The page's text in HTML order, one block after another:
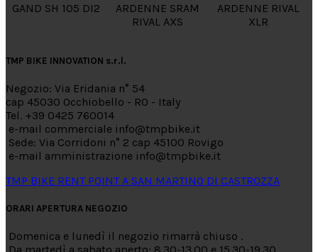
GAND SH 105 DI2
ARDENNE SRAM
RIVAL AXS
ARDENNE RIVAL
XLR
TMP BIKE INNOVATION s.r.l.
Negozio: Via Eridania n° 54
cap 45030 Occhiobello - RO - Italy
Tel. +39 0425 760014
e-mail commerciale info@tmpbike.it
Sede: Via Corridoni n° 2 cap 45100 Rovigo
e-mail amministrazione info@tmpbike.it
TMP BIKE RENT POINT A SAN MARTINO DI CASTROZZA
ORARI APERTURA NEGOZIO
Domenica e lunedì il negozio rimarrà chiuso .